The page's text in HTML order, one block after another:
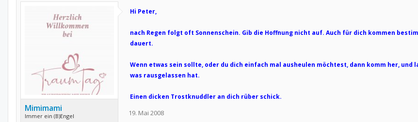
Mimimami
Immer ein (B)Engel
Hi Peter,
nach Regen folgt oft Sonnenschein. Gib die Hoffnung nicht auf. Auch für dich kommen
dauert.
Wenn etwas sein sollte, oder du dich einfach mal ausheulen möchtest, dann komm her, und
was rausgelassen hat.
Einen dicken Trostknuddler an dich rüber schick.
19. Mai 2008